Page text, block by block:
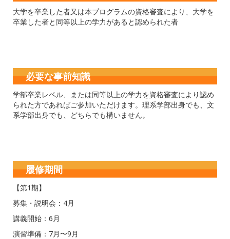
大学を卒業した者又は本プログラムの資格審査により、大学を
卒業した者と同等以上の学力があると認められた者
必要な事前知識
学部卒業レベル、または同等以上の学力を資格審査により認め
られた方であればご参加いただけます。理系学部出身でも、文
系学部出身でも、どちらでも構いません。
履修期間
【第1期】
募集・説明会：4月
講義開始：6月
演習準備：7月〜9月